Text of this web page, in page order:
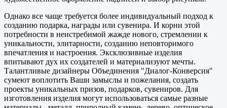
Однако все чаще требуется более индивидуальный подход к
созданию подарка, награды или сувенира. И корни этой
потребности в неистребимой жажде нового, стремлении к
уникальности, элитарности, созданию неповторимого
впечатления и настроения. Эксклюзивные изделия
впитывают дух их создателей и материализуют мечты.
Талантливые дизайнеры Объединения "Диалог-Конверсия"
сумеют воплотить Ваши замыслы и пожелания, создать
проекты уникальных призов, подарков, сувениров. Для
изготовления изделия могут использоваться самые разные